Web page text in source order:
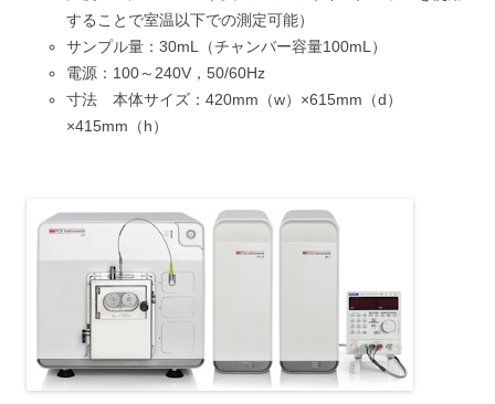
することで室温以下での測定可能）
サンプル量：30mL（チャンバー容量100mL）
電源：100～240V，50/60Hz
寸法 本体サイズ：420mm（w）×615mm（d）
×415mm（h）